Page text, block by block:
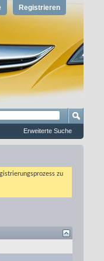
Registrieren
Erweiterte Suche
zu